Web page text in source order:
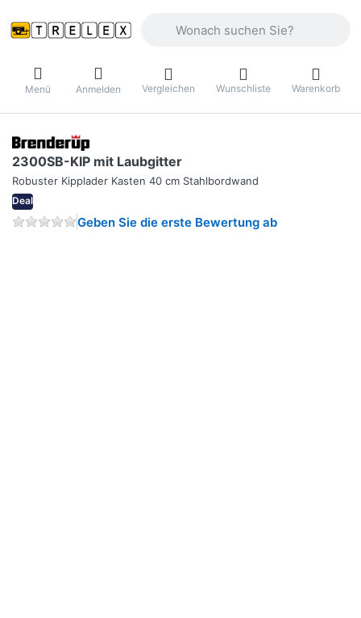
Menü Anmelden Vergleichen Wunschliste Warenkorb
2300SB-KIP mit Laubgitter
Robuster Kipplader Kasten 40 cm Stahlbordwand
Deal
Geben Sie die erste Bewertung ab